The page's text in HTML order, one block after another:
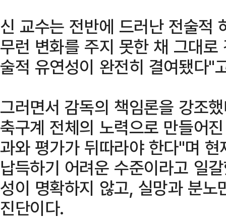
신 교수는 전반에 드러난 전술적
무런 변화를 주지 못한 채 그대
술적 유연성이 완전히 결여됐다"
그러면서 감독의 책임론을 강조
축구계 전체의 노력으로 만들어
과와 평가가 뒤따라야 한다"며
납득하기 어려운 수준이라고 일
성이 명확하지 않고, 실망과 분
진단이다.